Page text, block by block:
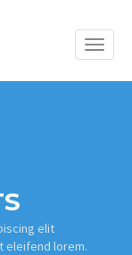
Toggle
elit
eleifend lorem.